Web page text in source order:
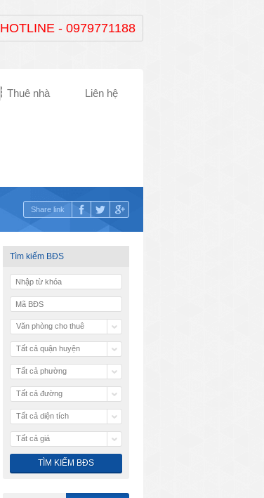
HOTLINE - 0979771188
Thuê nhà Liên hệ
Share link
Tìm kiếm BĐS
Văn phòng cho thuê
Tất cả quận huyện
Tất cả phường
Tất cả đường
Tất cả diện tích
Tất cả giá